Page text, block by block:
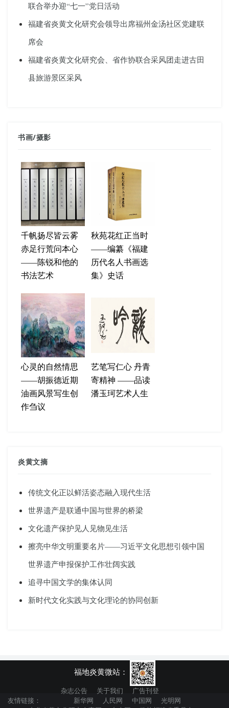
联合举办迎“七一”党日活动
福建省炎黄文化研究会领导出席福州金汤社区党建联
席会
福建省炎黄文化研究会、省作协联合采风团走进古田
县旅游景区采风
书画/摄影
千帆扬尽皆云雾
赤足行荒问本心
——陈锐和他的
书法艺术
秋苑花红正当时
——编纂《福建
历代名人书画选
集》史话
心灵的自然情思
——胡振德近期
油画风景写生创
作刍议
艺笔写仁心 丹青
寄精神 ——品读
潘玉珂艺术人生
炎黄文摘
传统文化正以鲜活姿态融入现代生活
世界遗产是联通中国与世界的桥梁
文化遗产保护见人见物见生活
擦亮中华文明重要名片——习近平文化思想引领中国
世界遗产申报保护工作壮阔实践
追寻中国文学的集体认同
新时代文化实践与文化理论的协同创新
福地炎黄微站：
杂志公告 关于我们
广告刊登
友情链接：
新华网 人民网 中国网
光明网